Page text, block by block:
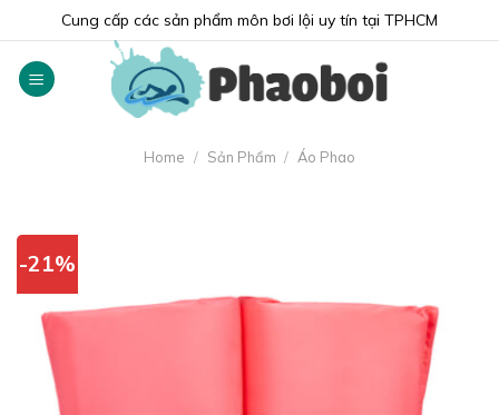
to
content
Cung cấp các sản phẩm môn bơi lội uy tín tại TPHCM
Home / Sản Phẩm / Áo Phao
-21%